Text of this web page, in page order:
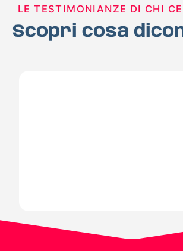
LE TESTIMONIANZE DI CHI
Scopri cosa